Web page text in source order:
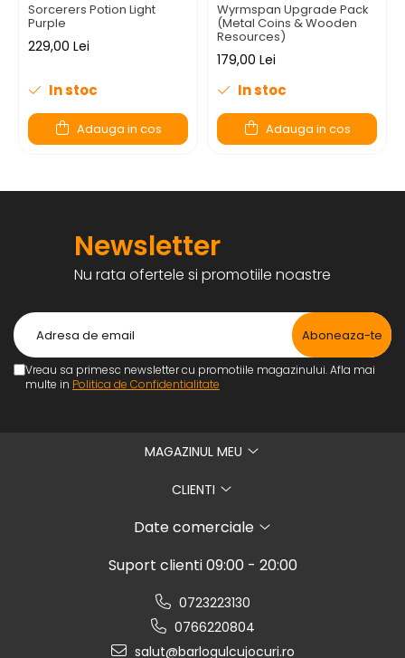
Sorcerers Potion Light
Purple
229,00 Lei
In stoc
Adauga in cos
Wyrmspan Upgrade Pack
(Metal Coins & Wooden
Resources)
179,00 Lei
In stoc
Adauga in cos
Newsletter
Nu rata ofertele si promotiile noastre
Vreau sa primesc newsletter cu promotiile magazinului. Afla mai
multe in Politica de Confidentialitate
MAGAZINUL MEU
CLIENTI
Date comerciale
Suport clienti09:00 - 20:00
0723223130
0766220804
salut@barlogulcujocuri.ro